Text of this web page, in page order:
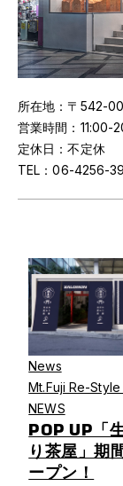
所在地：〒542-
営業時間：11:00-
定休日：不定休
TEL：06-4256-
News
Mt.Fuji Re-
NEWS
POP UP「
り茶屋」期
ープン！